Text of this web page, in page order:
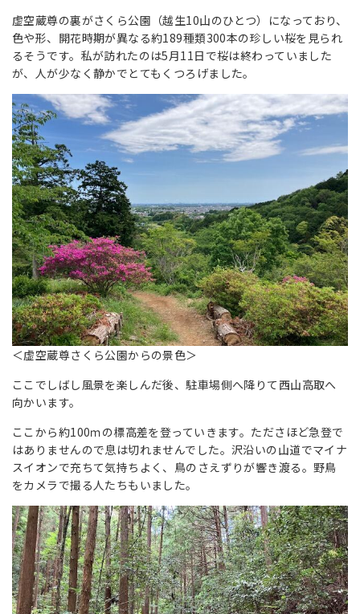
虚空蔵尊の裏がさくら公園（越生10山のひとつ）になっており、
色や形、開花時期が異なる約189種類300本の珍しい桜を見られ
るそうです。私が訪れたのは5月11日で桜は終わっていました
が、人が少なく静かでとてもくつろげました。
＜虚空蔵尊さくら公園からの景色＞
ここでしばし風景を楽しんだ後、駐車場側へ降りて西山高取へ
向かいます。
ここから約100ｍの標高差を登っていきます。たださほど急登で
はありませんので息は切れませんでした。沢沿いの山道でマイナ
スイオンで充ちて気持ちよく、鳥のさえずりが響き渡る。野鳥
をカメラで撮る人たちもいました。